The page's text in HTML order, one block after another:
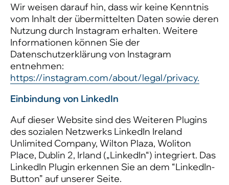
Wir weisen darauf hin, dass wir keine Kenntnis
vom Inhalt der übermittelten Daten sowie deren
Nutzung durch Instagram erhalten. Weitere
Informationen können Sie der
Datenschutzerklärung von Instagram
entnehmen:
https://instagram.com/about/legal/privacy.
Einbindung von LinkedIn
Auf dieser Website sind des Weiteren Plugins
des sozialen Netzwerks LinkedIn Ireland
Unlimited Company, Wilton Plaza, Woliton
Place, Dublin 2, Irland („LinkedIn“) integriert. Das
LinkedIn Plugin erkennen Sie an dem “LinkedIn-
Button” auf unserer Seite.